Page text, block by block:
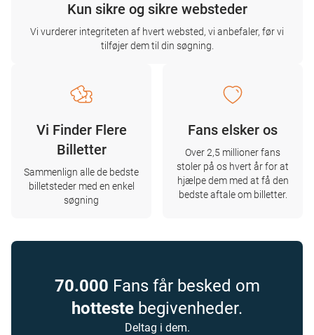
Kun sikre og sikre websteder
Vi vurderer integriteten af ​​hvert websted, vi anbefaler, før vi
tilføjer dem til din søgning.
Vi Finder Flere
Billetter
Sammenlign alle de bedste
billetsteder med en enkel
søgning
Fans elsker os
Over 2,5 millioner fans
stoler på os hvert år for at
hjælpe dem med at få den
bedste aftale om billetter.
70.000 Fans får besked om
hotteste begivenheder.
Deltag i dem.